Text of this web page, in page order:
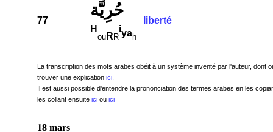
77
حُرِيَّة
liberté
H
ouRR
iyah
La transcription des mots arabes obéit à un système inventé par l'auteur, dont
trouver une explication ici.
Il est aussi possible d'entendre la prononciation des termes arabes en les
les collant ensuite iciou ici
18 mars